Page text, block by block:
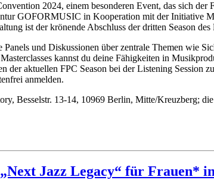
2024, einem besonderen Event, das sich
GOFORMUSIC in Kooperation mit der Initiative
ist der krönende Abschluss der dritten Season
Panels und Diskussionen über zentrale Themen wie
kannst du deine Fähigkeiten in
der aktuellen FPC Season bei der Listening
anmelden.
Besselstr. 13-14, 10969 Berlin, Mitte/Kreuzberg;
Jazz Legacy“ für Frauen*